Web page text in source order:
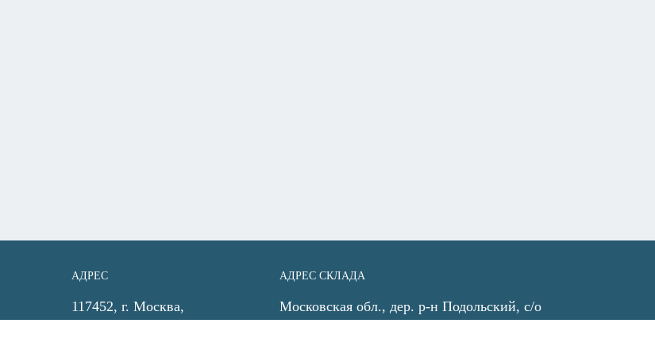
АДРЕС
117452, г. Москва,
АДРЕС СКЛАДА
Московская обл., дер. р-н Подольский, с/о